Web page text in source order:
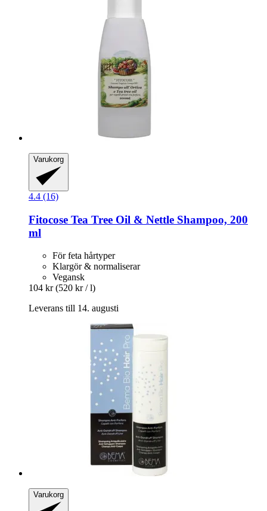
Varukorg
4.4 (16)
Fitocose Tea Tree Oil & Nettle Shampoo, 200
ml
För feta hårtyper
Klargör & normaliserar
Vegansk
104 kr (520 kr / l)
Leverans till 14. augusti
Varukorg